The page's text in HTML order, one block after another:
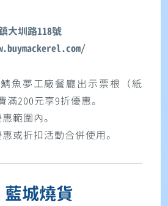
大圳路118號
魚夢工廠餐廳出示票根（紙
滿200元享9折優惠。
範圍內。
或折扣活動合併使用。
藍城燒貨